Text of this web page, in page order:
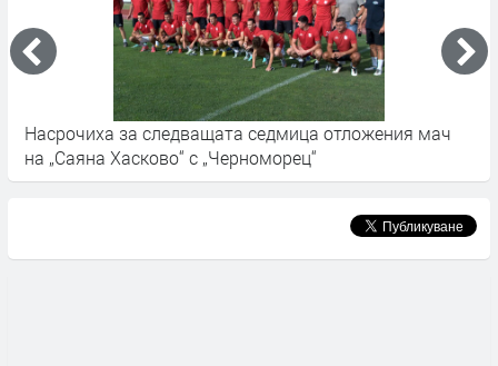
Насрочиха за следващата седмица отложения мач
на „Саяна Хасково“ с „Черноморец“